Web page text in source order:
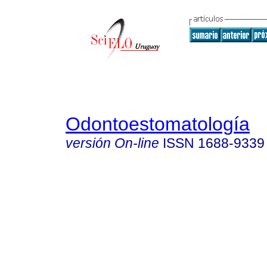
Odontoestomatología
versión On-line ISSN 1688-9339